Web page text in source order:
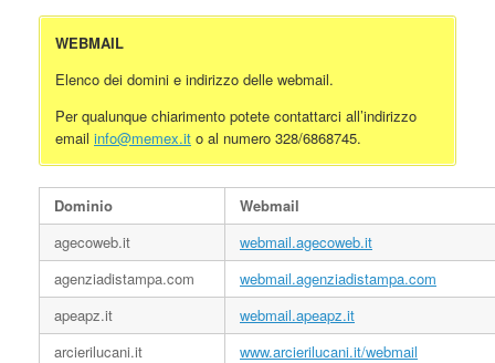
WEBMAIL
Elenco dei domini e indirizzo delle webmail.
Per qualunque chiarimento potete contattarci all’indirizzo
email info@memex.it o al numero 328/6868745.
Dominio
Webmail
agecoweb.it
webmail.agecoweb.it
agenziadistampa.com
webmail.agenziadistampa.com
apeapz.it
webmail.apeapz.it
arcierilucani.it
www.arcierilucani.it/webmail